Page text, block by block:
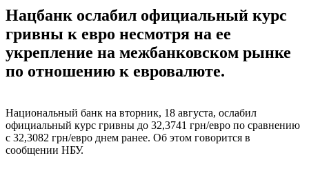
Нацбанк ослабил официальный курс
гривны к евро несмотря на ее
укрепление на межбанковском рынке
по отношению к евровалюте.
Национальный банк на вторник, 18 августа, ослабил
официальный курс гривны до 32,3741 грн/евро по сравнению
с 32,3082 грн/евро днем ранее. Об этом говорится в
сообщении НБУ.